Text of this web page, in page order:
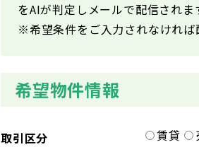
をAIが判定しメールで配信されま
※希望条件をご入力されなければ
希望物件情報
取引区分 賃貸